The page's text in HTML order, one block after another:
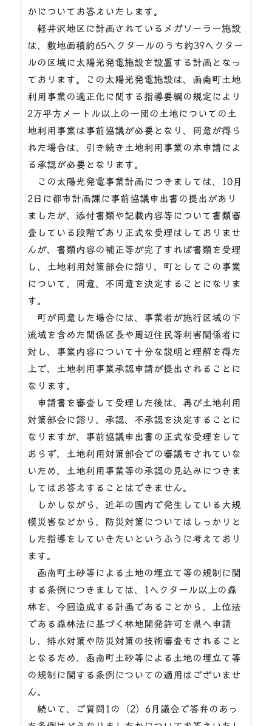
かについてお答えいたします。
軽井沢地区に計画されているメガソーラー施設
は、敷地面積約65ヘクタールのうち約39ヘクター
ルの区域に太陽光発電施設を設置する計画となっ
ております。この太陽光発電施設は、函南町土地
利用事業の適正化に関する指導要綱の規定により
2万平方メートル以上の一団の土地についての土
地利用事業は事前協議が必要となり、同意が得ら
れた場合は、引き続き土地利用事業の本申請によ
る承認が必要となります。
この太陽光発電事業計画につきましては、10月
2日に都市計画課に事前協議申出書の提出があり
ましたが、添付書類や記載内容等について書類審
査している段階であり正式な受理はしておりませ
んが、書類内容の補正等が完了すれば書類を受理
し、土地利用対策部会に諮り、町としてこの事業
について、同意、不同意を決定することになりま
す。
町が同意した場合には、事業者が施行区域の下
流域を含めた関係区長や周辺住民等利害関係者に
対し、事業内容について十分な説明と理解を得た
上で、土地利用事業承認申請が提出されることに
なります。
申請書を審査して受理した後は、再び土地利用
対策部会に諮り、承認、不承認を決定することに
なりますが、事前協議申出書の正式な受理をして
おらず、土地利用対策部会での審議もされていな
いため、土地利用事業等の承認の見込みにつきま
してはお答えすることはできません。
しかしながら、近年の国内で発生している大規
模災害などから、防災対策についてはしっかりと
した指導をしていきたいというふうに考えており
ます。
函南町土砂等による土地の埋立て等の規制に関
する条例につきましては、1ヘクタール以上の森
林を、今回造成する計画であることから、上位法
である森林法に基づく林地開発許可を県へ申請
し、排水対策や防災対策の技術審査もされること
となるため、函南町土砂等による土地の埋立て等
の規制に関する条例についての適用はございませ
ん。
続いて、ご質問1の（2）6月議会で答弁のあっ